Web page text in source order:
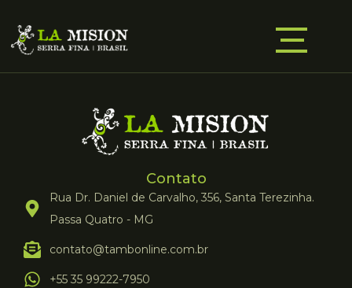
Contato
Rua Dr. Daniel de Carvalho, 356, Santa Terezinha.
Passa Quatro - MG
contato@tambonline.com.br
+55 35 99222-7950